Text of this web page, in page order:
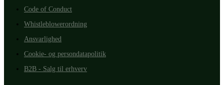
Code of Conduct
Whistleblowerordning
Ansvarlighed
Cookie- og persondatapolitik
B2B - Salg til erhverv